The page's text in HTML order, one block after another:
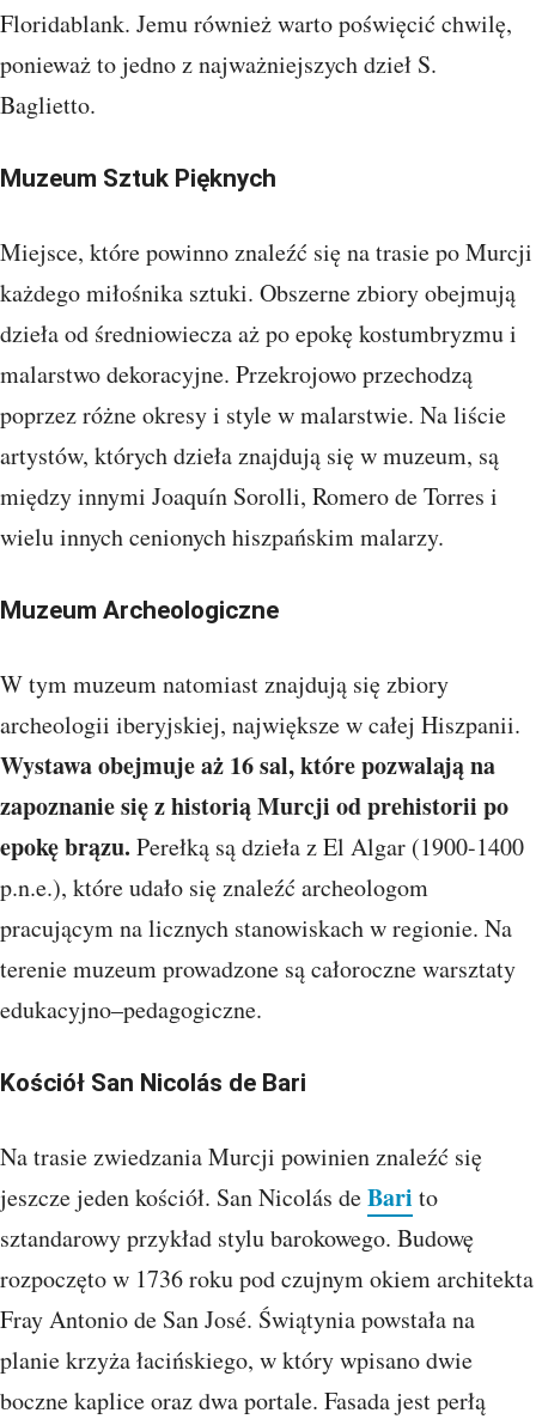
Floridablank. Jemu również warto poświęcić chwilę,
ponieważ to jedno z najważniejszych dzieł S.
Baglietto.
Muzeum Sztuk Pięknych
Miejsce, które powinno znaleźć się na trasie po Murcji
każdego miłośnika sztuki. Obszerne zbiory obejmują
dzieła od średniowiecza aż po epokę kostumbryzmu i
malarstwo dekoracyjne. Przekrojowo przechodzą
poprzez różne okresy i style w malarstwie. Na liście
artystów, których dzieła znajdują się w muzeum, są
między innymi Joaquín Sorolli, Romero de Torres i
wielu innych cenionych hiszpańskim malarzy.
Muzeum Archeologiczne
W tym muzeum natomiast znajdują się zbiory
archeologii iberyjskiej, największe w całej Hiszpanii.
Wystawa obejmuje aż 16 sal, które pozwalają na
zapoznanie się z historią Murcji od prehistorii po
epokę brązu. Perełką są dzieła z El Algar (1900-1400
p.n.e.), które udało się znaleźć archeologom
pracującym na licznych stanowiskach w regionie. Na
terenie muzeum prowadzone są całoroczne warsztaty
edukacyjno–pedagogiczne.
Kościół San Nicolás de Bari
Na trasie zwiedzania Murcji powinien znaleźć się
jeszcze jeden kościół. San Nicolás deBari to
sztandarowy przykład stylu barokowego. Budowę
rozpoczęto w 1736 roku pod czujnym okiem architekta
Fray Antonio de San José. Świątynia powstała na
planie krzyża łacińskiego, w który wpisano dwie
boczne kaplice oraz dwa portale. Fasada jest perłą